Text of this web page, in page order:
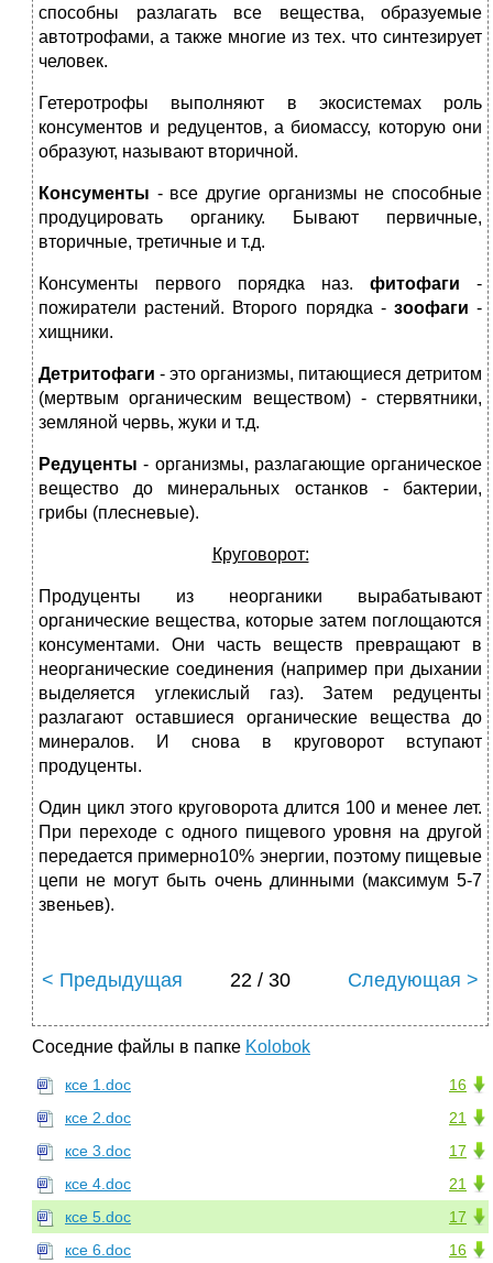
способны разлагать все вещества, образуемые
автотрофами, а также многие из тех. что синтезирует
человек.
Гетеротрофы выполняют в экосистемах роль
консументов и редуцентов, а биомассу, которую они
образуют, называют вторичной.
Консументы - все другие организмы не способные
продуцировать органику. Бывают первичные,
вторичные, третичные и т.д.
Консументы первого порядка наз. фитофаги -
пожиратели растений. Второго порядка - зоофаги -
хищники.
Детритофаги - это организмы, питающиеся детритом
(мертвым органическим веществом) - стервятники,
земляной червь, жуки и т.д.
Редуценты - организмы, разлагающие органическое
вещество до минеральных останков - бактерии,
грибы (плесневые).
Круговорот:
Продуценты из неорганики вырабатывают
органические вещества, которые затем поглощаются
консументами. Они часть веществ превращают в
неорганические соединения (например при дыхании
выделяется углекислый газ). Затем редуценты
разлагают оставшиеся органические вещества до
минералов. И снова в круговорот вступают
продуценты.
Один цикл этого круговорота длится 100 и менее лет.
При переходе с одного пищевого уровня на другой
передается примерно10% энергии, поэтому пищевые
цепи не могут быть очень длинными (максимум 5-7
звеньев).
< Предыдущая 22 / 30 Следующая >
Соседние файлы в папке Kolobok
16
ксе 1.doc
21
ксе 2.doc
17
ксе 3.doc
21
ксе 4.doc
17
ксе 5.doc
16
ксе 6.doc